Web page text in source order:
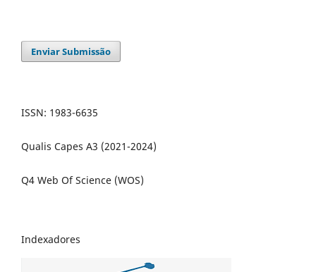
Enviar Submissão
ISSN: 1983-6635
Qualis Capes A3 (2021-2024)
Q4 Web Of Science (WOS)
Indexadores